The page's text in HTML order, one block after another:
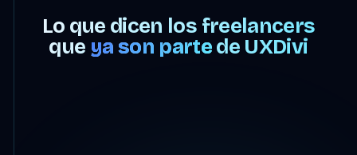
Lo que dicen los freelancers
que ya son partede UXDivi